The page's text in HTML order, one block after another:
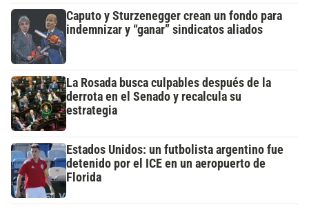
Caputo y Sturzenegger crean un fondo para
indemnizar y “ganar” sindicatos aliados
La Rosada busca culpables después de la
derrota en el Senado y recalcula su
estrategia
Estados Unidos: un futbolista argentino fue
detenido por el ICE en un aeropuerto de
Florida